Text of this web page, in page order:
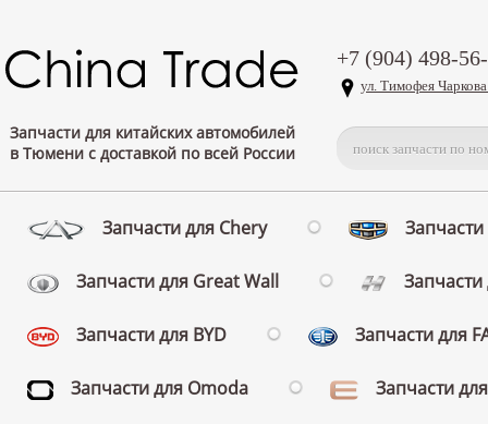
Запчасти для китайских автомобилей
в Тюмени с доставкой по всей России
+7 (904) 498-
ул. Тимофея
Запчасти для Chery
Запчасти для Great Wall
Запчасти для BYD Запчасти для
Запчасти для Omoda Запчасти